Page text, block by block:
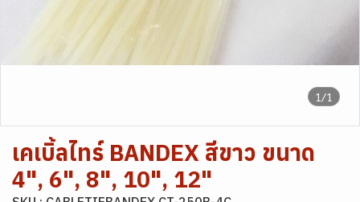
1/1
เคเบิ้ลไทร์ BANDEX สีขาว ขนาด
4", 6", 8", 10", 12"